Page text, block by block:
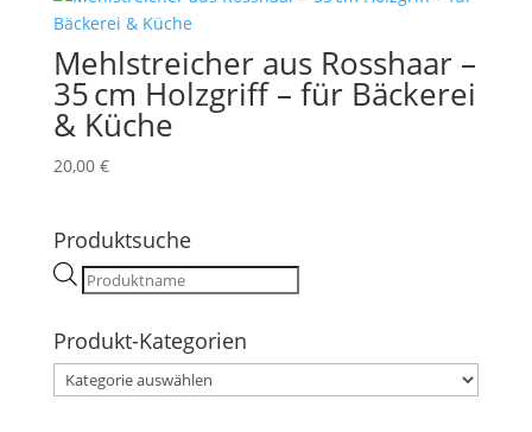
Mehlstreicher aus Rosshaar –
35 cm Holzgriff – für Bäckerei
& Küche
20,00 €
Produktsuche
Products
search
Produkt-Kategorien